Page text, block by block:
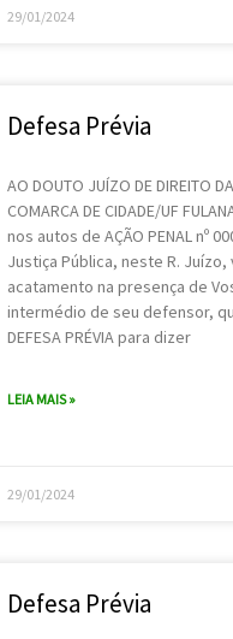
29/01/2024
Defesa Prévia
AO DOUTO JUÍZO DE DIREITO
COMARCA DE CIDADE/UF
nos autos de AÇÃO PENAL nº
Justiça Pública, neste R.
acatamento na presença de
intermédio de seu defensor,
DEFESA PRÉVIA para dizer
LEIA MAIS »
29/01/2024
Defesa Prévia